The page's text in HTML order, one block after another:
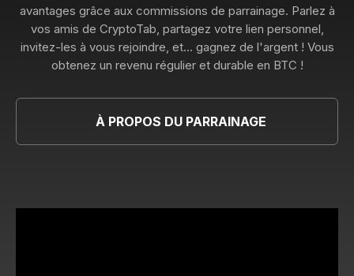
avantages grâce aux commissions de parrainage. Parlez à
vos amis de CryptoTab, partagez votre lien personnel,
invitez-les à vous rejoindre, et… gagnez de l'argent ! Vous
obtenez un revenu régulier et durable en BTC !
À PROPOS DU PARRAINAGE